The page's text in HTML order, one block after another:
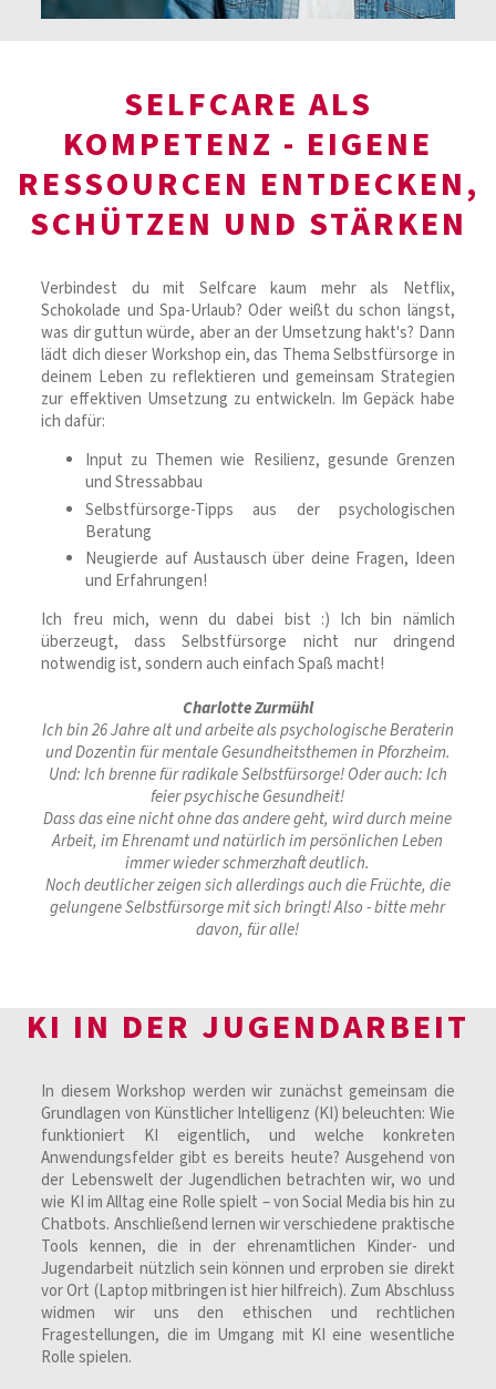
SELFCARE ALS
KOMPETENZ - EIGENE
RESSOURCEN ENTDECKEN,
SCHÜTZEN UND STÄRKEN
Verbindest du mit Selfcare kaum mehr als Netflix,
Schokolade und Spa-Urlaub? Oder weißt du schon längst,
was dir guttun würde, aber an der Umsetzung hakt's? Dann
lädt dich dieser Workshop ein, das Thema Selbstfürsorge in
deinem Leben zu reflektieren und gemeinsam Strategien
zur effektiven Umsetzung zu entwickeln. Im Gepäck habe
ich dafür:
Input zu Themen wie Resilienz, gesunde Grenzen
und Stressabbau
Selbstfürsorge-Tipps aus der psychologischen
Beratung
Neugierde auf Austausch über deine Fragen, Ideen
und Erfahrungen!
Ich freu mich, wenn du dabei bist :) Ich bin nämlich
überzeugt, dass Selbstfürsorge nicht nur dringend
notwendig ist, sondern auch einfach Spaß macht!
Charlotte Zurmühl
Ich bin 26 Jahre alt und arbeite als psychologische Beraterin
und Dozentin für mentale Gesundheitsthemen in Pforzheim.
Und: Ich brenne für radikale Selbstfürsorge! Oder auch: Ich
feier psychische Gesundheit!
Dass das eine nicht ohne das andere geht, wird durch meine
Arbeit, im Ehrenamt und natürlich im persönlichen Leben
immer wieder schmerzhaft deutlich.
Noch deutlicher zeigen sich allerdings auch die Früchte, die
gelungene Selbstfürsorge mit sich bringt! Also - bitte mehr
davon, für alle!
KI IN DER JUGENDARBEIT
In diesem Workshop werden wir zunächst gemeinsam die
Grundlagen von Künstlicher Intelligenz (KI) beleuchten: Wie
funktioniert KI eigentlich, und welche konkreten
Anwendungsfelder gibt es bereits heute? Ausgehend von
der Lebenswelt der Jugendlichen betrachten wir, wo und
wie KI im Alltag eine Rolle spielt – von Social Media bis hin zu
Chatbots. Anschließend lernen wir verschiedene praktische
Tools kennen, die in der ehrenamtlichen Kinder- und
Jugendarbeit nützlich sein können und erproben sie direkt
vor Ort (Laptop mitbringen ist hier hilfreich). Zum Abschluss
widmen wir uns den ethischen und rechtlichen
Fragestellungen, die im Umgang mit KI eine wesentliche
Rolle spielen.